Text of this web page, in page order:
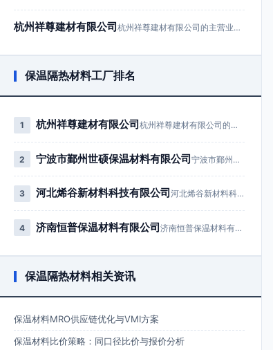
杭州祥尊建材有限公司 杭州祥尊建材有限公司的主营业务为建筑…
保温隔热材料工厂排名
1 杭州祥尊建材有限公司 杭州祥尊建材有限公司的主营业务为…
2 宁波市鄞州世硕保温材料有限公司 宁波市鄞州世硕保温材料有限公司成…
3 河北烯谷新材料科技有限公司 河北烯谷新材料科技有限公司成立于…
4 济南恒普保温材料有限公司 济南恒普保温材料有限公司成立于2…
保温隔热材料相关资讯
保温材料MRO供应链优化与VMI方案
保温材料比价策略：同口径比价与报价分析